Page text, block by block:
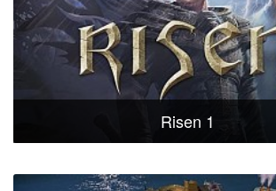
Risen 1